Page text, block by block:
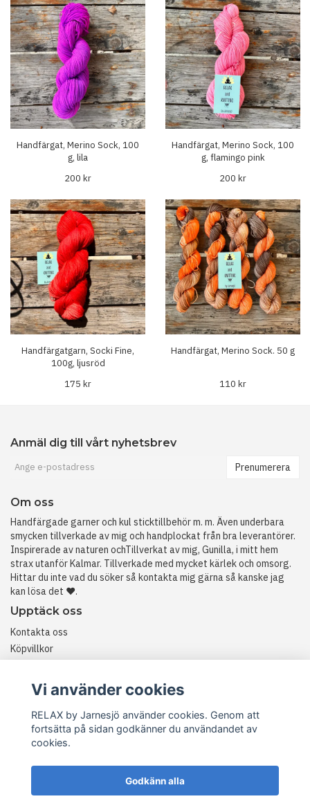
Handfärgat, Merino Sock, 100
g, lila
200 kr
Handfärgat, Merino Sock, 100
g, flamingo pink
200 kr
Handfärgatgarn, Socki Fine,
100g, ljusröd
175 kr
Handfärgat, Merino Sock. 50 g
110 kr
Anmäl dig till vårt nyhetsbrev
Prenumerera
Om oss
Handfärgade garner och kul sticktillbehör m. m. Även underbara
smycken tillverkade av mig och handplockat från bra leverantörer.
Inspirerade av naturen ochTillverkat av mig, Gunilla, i mitt hem
strax utanför Kalmar. Tillverkade med mycket kärlek och omsorg.
Hittar du inte vad du söker så kontakta mig gärna så kanske jag
kan lösa det ❤️.
Upptäck oss
Kontakta oss
Köpvillkor
RETURERVi använder cookies
RELAX by Jarnesjö använder cookies. Genom att
fortsätta på sidan godkänner du användandet av
cookies.
Godkänn alla